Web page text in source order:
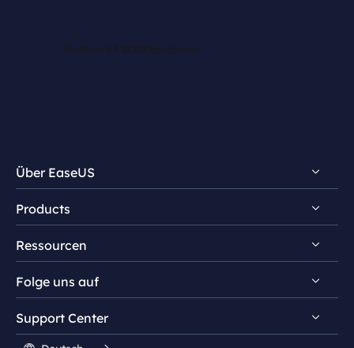
Über EaseUS
Impressum
Review & Auszeichnungen
Lizenz
Stundentenrabatt
Products
EaseUS PDF Editor
EaseUS PDF Converter
EaseUS AI ChatPDF
Ressourcen
PDF bearbeiten
Folge uns auf
  
Support Center